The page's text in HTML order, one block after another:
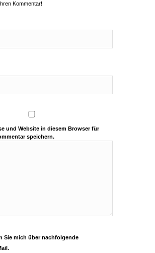
Kommentar!
und Website in diesem Browser für
speichern.
Sie mich über nachfolgende